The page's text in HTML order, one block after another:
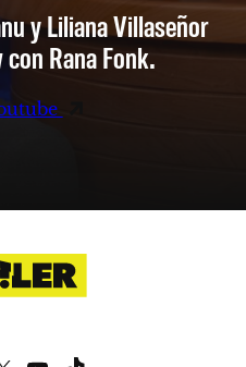
y Liliana Villaseñor
Rana Fonk.
X YouTube